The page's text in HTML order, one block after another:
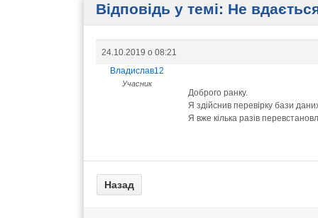
Відповідь у темі: Не
24.10.2019 о 08:21
Владислав12
Учасник
Доброго ранку.
Я здійснив перевірку бази
Я вже кілька разів